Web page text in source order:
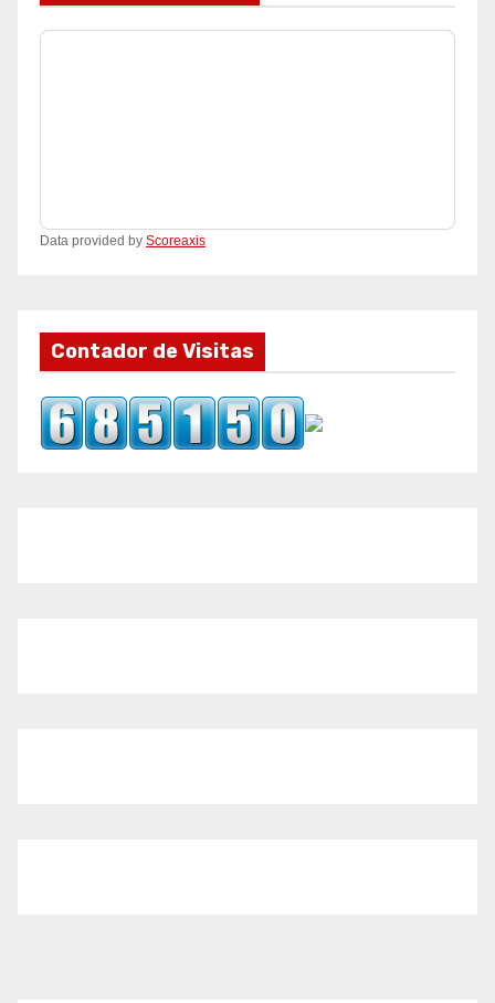
Data provided by Scoreaxis
Contador de Visitas